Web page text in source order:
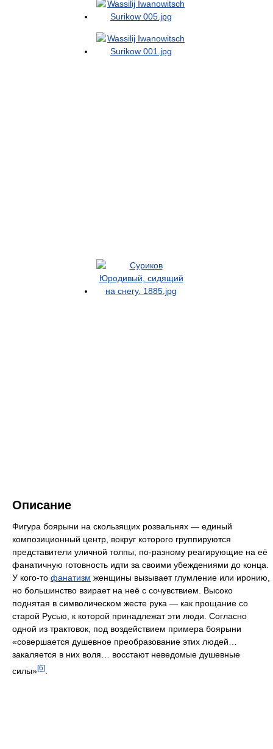
Описание
Фигура боярыни на скользящих розвальнях — единый
композиционный центр, вокруг которого группируются
представители уличной толпы, по-разному реагирующие на её
фанатичную готовность идти за своими убеждениями до конца.
У кого-то фанатизм женщины вызывает глумление или иронию,
но большинство взирает на неё с сочувствием. Высоко
поднятая в символическом жесте рука — как прощание со
старой Русью, к которой принадлежат эти люди. Согласно
одной из трактовок, под воздействием примера боярыни
«совершается душевное преобразование этих людей…
закаляется в них воля… восстают неведомые душевные
силы»[6]